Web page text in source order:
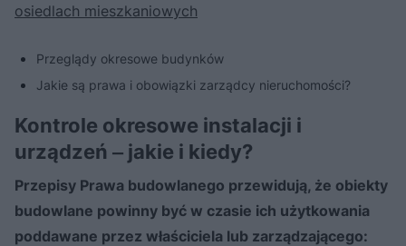
osiedlach mieszkaniowych
Przeglądy okresowe budynków
Jakie są prawa i obowiązki zarządcy nieruchomości?
Kontrole okresowe instalacji i
urządzeń ‒ jakie i kiedy?
Przepisy Prawa budowlanego przewidują, że obiekty
budowlane powinny być w czasie ich użytkowania
poddawane przez właściciela lub zarządzającego: